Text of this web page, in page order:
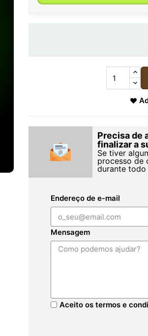
Precisa de
finalizar a
Se tiver
processo de
durante todo
Endereço de e-mail
Mensagem
Aceito os termos e